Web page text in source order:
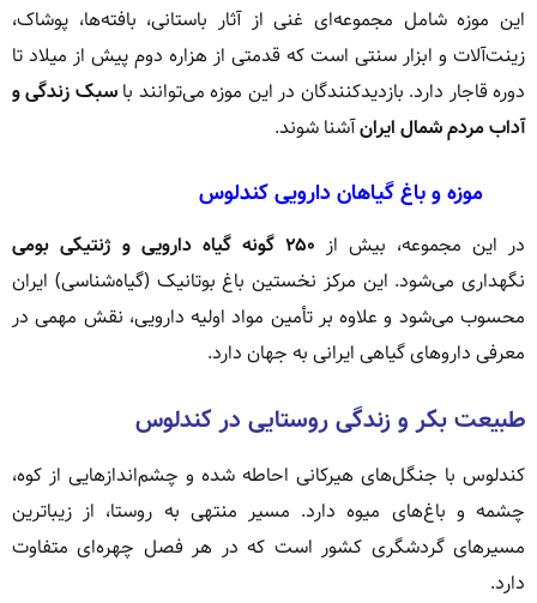
این موزه شامل مجموعه‌ای غنی از آثار باستانی، بافته‌ها، پوشاک،
زینت‌آلات و ابزار سنتی است که قدمتی از هزاره دوم پیش از میلاد تا
دوره قاجار دارد. بازدیدکنندگان در این موزه می‌توانند باسبک زندگی و
آداب مردم شمال ایرانآشنا شوند.
موزه و باغ گیاهان دارویی کندلوس
در این مجموعه، بیش از ۲۵۰ گونه گیاه دارویی و ژنتیکی بومی
نگهداری می‌شود. این مرکز نخستین باغ بوتانیک (گیاه‌شناسی) ایران
محسوب می‌شود و علاوه بر تأمین مواد اولیه دارویی، نقش مهمی در
معرفی داروهای گیاهی ایرانی به جهان دارد.
طبیعت بکر و زندگی روستایی در کندلوس
کندلوس با جنگل‌های هیرکانی احاطه شده و چشم‌اندازهایی از کوه،
چشمه و باغ‌های میوه دارد. مسیر منتهی به روستا، از زیباترین
مسیرهای گردشگری کشور است که در هر فصل چهره‌ای متفاوت
دارد.